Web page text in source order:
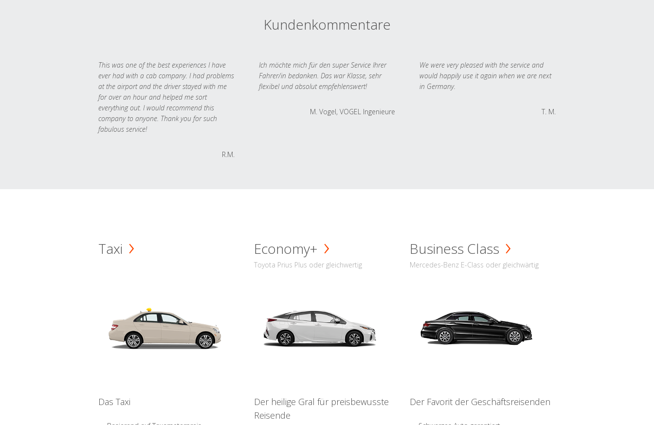
Kundenkommentare
This was one of the best experiences I have
ever had with a cab company. I had problems
at the airport and the driver stayed with me
for over an hour and helped me sort
everything out. I would recommend this
company to anyone. Thank you for such
fabulous service!
R.M.
Ich möchte mich für den super Service Ihrer
Fahrer/in bedanken. Das war Klasse, sehr
flexibel und absolut empfehlenswert!
M. Vogel, VOGEL Ingenieure
We were very pleased with the service and
would happily use it again when we are next
in Germany.
T. M.
Taxi
Das Taxi
Economy+
Toyota Prius Plus oder gleichwertig
Der heilige Gral für preisbewusste
Reisende
Business Class
Mercedes-Benz E-Class oder gleichwärtig
Der Favorit der Geschäftsreisenden